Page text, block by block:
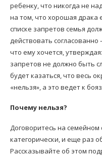
ребенку, что никогда не
на том, что хорошая
списке запретов семья
действовать
что ему хочется,
запретов не должно быть
будет казаться, что весь
«нельзя», а это ведет к
Почему нельзя?
Договоритесь на семейном
категорически, и еще раз
Рассказывайте об этом